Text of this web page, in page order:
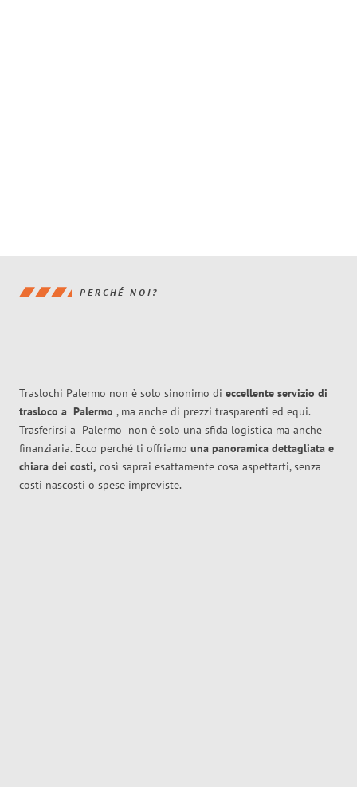
PERCHÉ NOI?
Traslochi Palermo non è solo sinonimo di eccellente servizio di
trasloco a Palermo , ma anche di prezzi trasparenti ed equi.
Trasferirsi a Palermo non è solo una sfida logistica ma anche
finanziaria. Ecco perché ti offriamo una panoramica dettagliata e
chiara dei costi, così saprai esattamente cosa aspettarti, senza
costi nascosti o spese impreviste.